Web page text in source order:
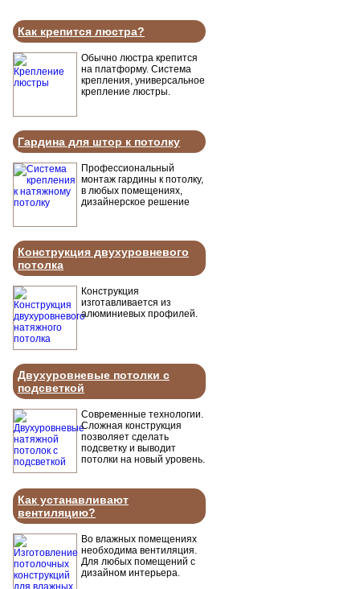
Как крепится люстра?
Обычно люстра крепится
на платформу. Система
крепления, универсальное
крепление люстры.
Гардина для штор к потолку
Профессиональный
монтаж гардины к потолку,
в любых помещениях,
дизайнерское решение
Конструкция двухуровневого
потолка
Конструкция
изготавливается из
алюминиевых профилей.
Двухуровневые потолки с
подсветкой
Современные технологии.
Сложная конструкция
позволяет сделать
подсветку и выводит
потолки на новый уровень.
Как устанавливают
вентиляцию?
Во влажных помещениях
необходима вентиляция.
Для любых помещений с
дизайном интерьера.